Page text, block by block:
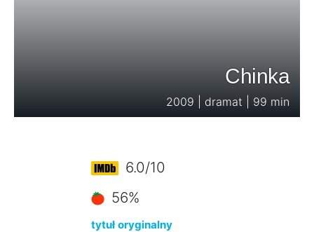
Chinka
2009 | dramat | 99 min
6.0/10
56%
tytuł oryginalny